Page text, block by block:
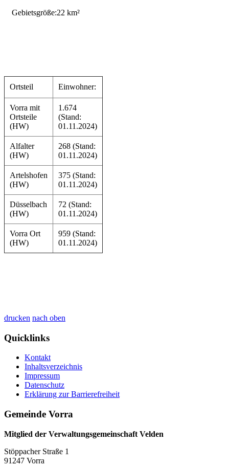
Gebietsgröße:22 km²
Ortsteil Einwohner:
Vorra mit
Ortsteile
(HW)
1.674
(Stand:
01.11.2024)
Alfalter
(HW)
268 (Stand:
01.11.2024)
Artelshofen
(HW)
375 (Stand:
01.11.2024)
Düsselbach
(HW)
72 (Stand:
01.11.2024)
Vorra Ort
(HW)
959 (Stand:
01.11.2024)
drucken nach oben
Quicklinks
Kontakt
Inhaltsverzeichnis
Impressum
Datenschutz
Erklärung zur Barrierefreiheit
Gemeinde Vorra
Mitglied der Verwaltungsgemeinschaft Velden
Stöppacher Straße 1
91247 Vorra